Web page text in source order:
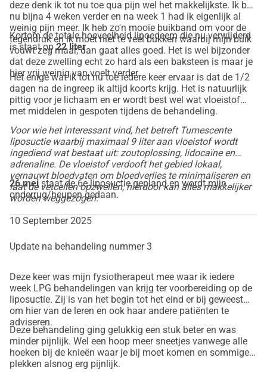
für mich.
Teile diese Aktion: Erzähle es deinen Freunden, deiner
Familie und deinen Kollegen. Je mehr Menschen über
meine Situation Bescheid wissen, desto größer ist die
Chance auf Erfolg.
Unterstütze auf andere Weise: Wenn du selbst Erfahrungen
mit Lipödem oder Fettabsaugung hast, teile deine
Geschichte oder gib Ratschläge. Deine Unterstützung ist
auch in anderen Formen willkommen.
Vielen Dank für deine Unterstützung!
Mit deiner Hilfe kann ich die Fettabsaugung durchführen
lassen, die ich so dringend benötige. Es ist für mich der
einzige Weg, ein normales Leben ohne die ständigen
Schmerzen und Einschränkungen des Lipödems führen zu
können. Ich bin unglaublich dankbar für jeden Beitrag und
mich, als Worte ausdrücken können.
Englische Version
Hallo, mein Name ist Michelle, und ich bitte um deine Hilfe,
um eine wichtige medizinische Behandlung erhalten zu
können.
Ich habe mit Lipödem zu kämpfen, einer chronischen
deze denk ik tot nu toe qua pijn wel het makkelijkste. Ik ben
nu bijna 4 weken verder en na week 1 had ik eigenlijk al
weinig pijn meer. Ik heb zo'n mooie buikband om voor de
tegendruk en ik moet niet te veel bukken waarbij mijn buik
vouwt zeg maar, dan gaat alles goed. Het is wel bijzonder
dat deze zwelling echt zo hard als een baksteen is maar je
hier vrij weinig van voelt verder.
Kortom de totale hoeveelheid lipoedeem die nu verwijderd
is staat op22 liter
Het enige wat ik tot nu toe iedere keer ervaar is dat de 1/2
dagen na de ingreep ik altijd koorts krijg. Het is natuurlijk
pittig voor je lichaam en er wordt best wel wat vloeistof
met middelen in gespoten tijdens de behandeling.
Voor wie het interessant vind, het betreft Tumescente
liposuctie waarbij maximaal 9 liter aan vloeistof wordt
ingediend wat bestaat uit: zoutoplossing, lidocaïne en
adrenaline. De vloeistof verdooft het gebied lokaal,
vernauwt bloedvaten om bloedverlies te minimaliseren en
laat de vetcellen opzwellen, hierdoor kan alles makkelijker
worden weggezogen.
26 meistaat de 6e liposuctie gepland en wordt mijn
onderrug/heupen gedaan.
10 September 2025
Update na behandeling nummer 3
Deze keer was mijn fysiotherapeut mee waar ik iedere
week LPG behandelingen van krijg ter voorbereiding op de
liposuctie. Zij is van het begin tot het eind er bij geweest
om hier van de leren en ook haar andere patiënten te
adviseren.
Deze behandeling ging gelukkig een stuk beter en was
minder pijnlijk. Wel een hoop meer sneetjes vanwege alle
hoeken bij de knieën waar je bij moet komen en sommige
plekken alsnog erg pijnlijk.